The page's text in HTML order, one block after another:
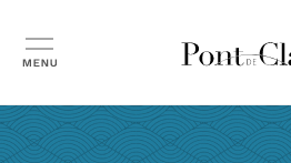
contenu
principal